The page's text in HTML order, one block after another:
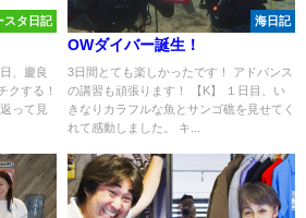
スタ日記
、慶良
クする！
って見
海日記
OWダイバー誕生！
3日間とても楽しかったです！ アドバンス
の講習も頑張ります！ 【K】 １日目、い
きなりカラフルな魚とサンゴ礁を見せてく
れて感動しました。 キ...